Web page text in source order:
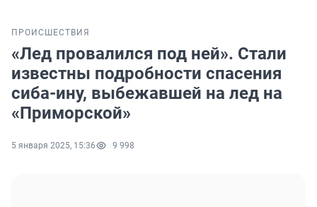
ПРОИСШЕСТВИЯ
«Лед провалился под ней». Стали
известны подробности спасения
сиба-ину, выбежавшей на лед на
«Приморской»
5 января 2025, 15:36 9 998